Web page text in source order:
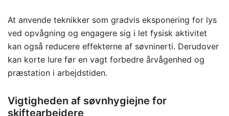
At anvende teknikker som gradvis eksponering for lys
ved opvågning og engagere sig i let fysisk aktivitet
kan også reducere effekterne af søvninerti. Derudover
kan korte lure før en vagt forbedre årvågenhed og
præstation i arbejdstiden.
Vigtigheden af søvnhygiejne for
skiftearbejdere